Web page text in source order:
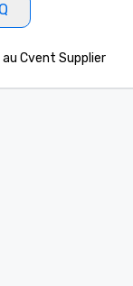
Cvent Supplier